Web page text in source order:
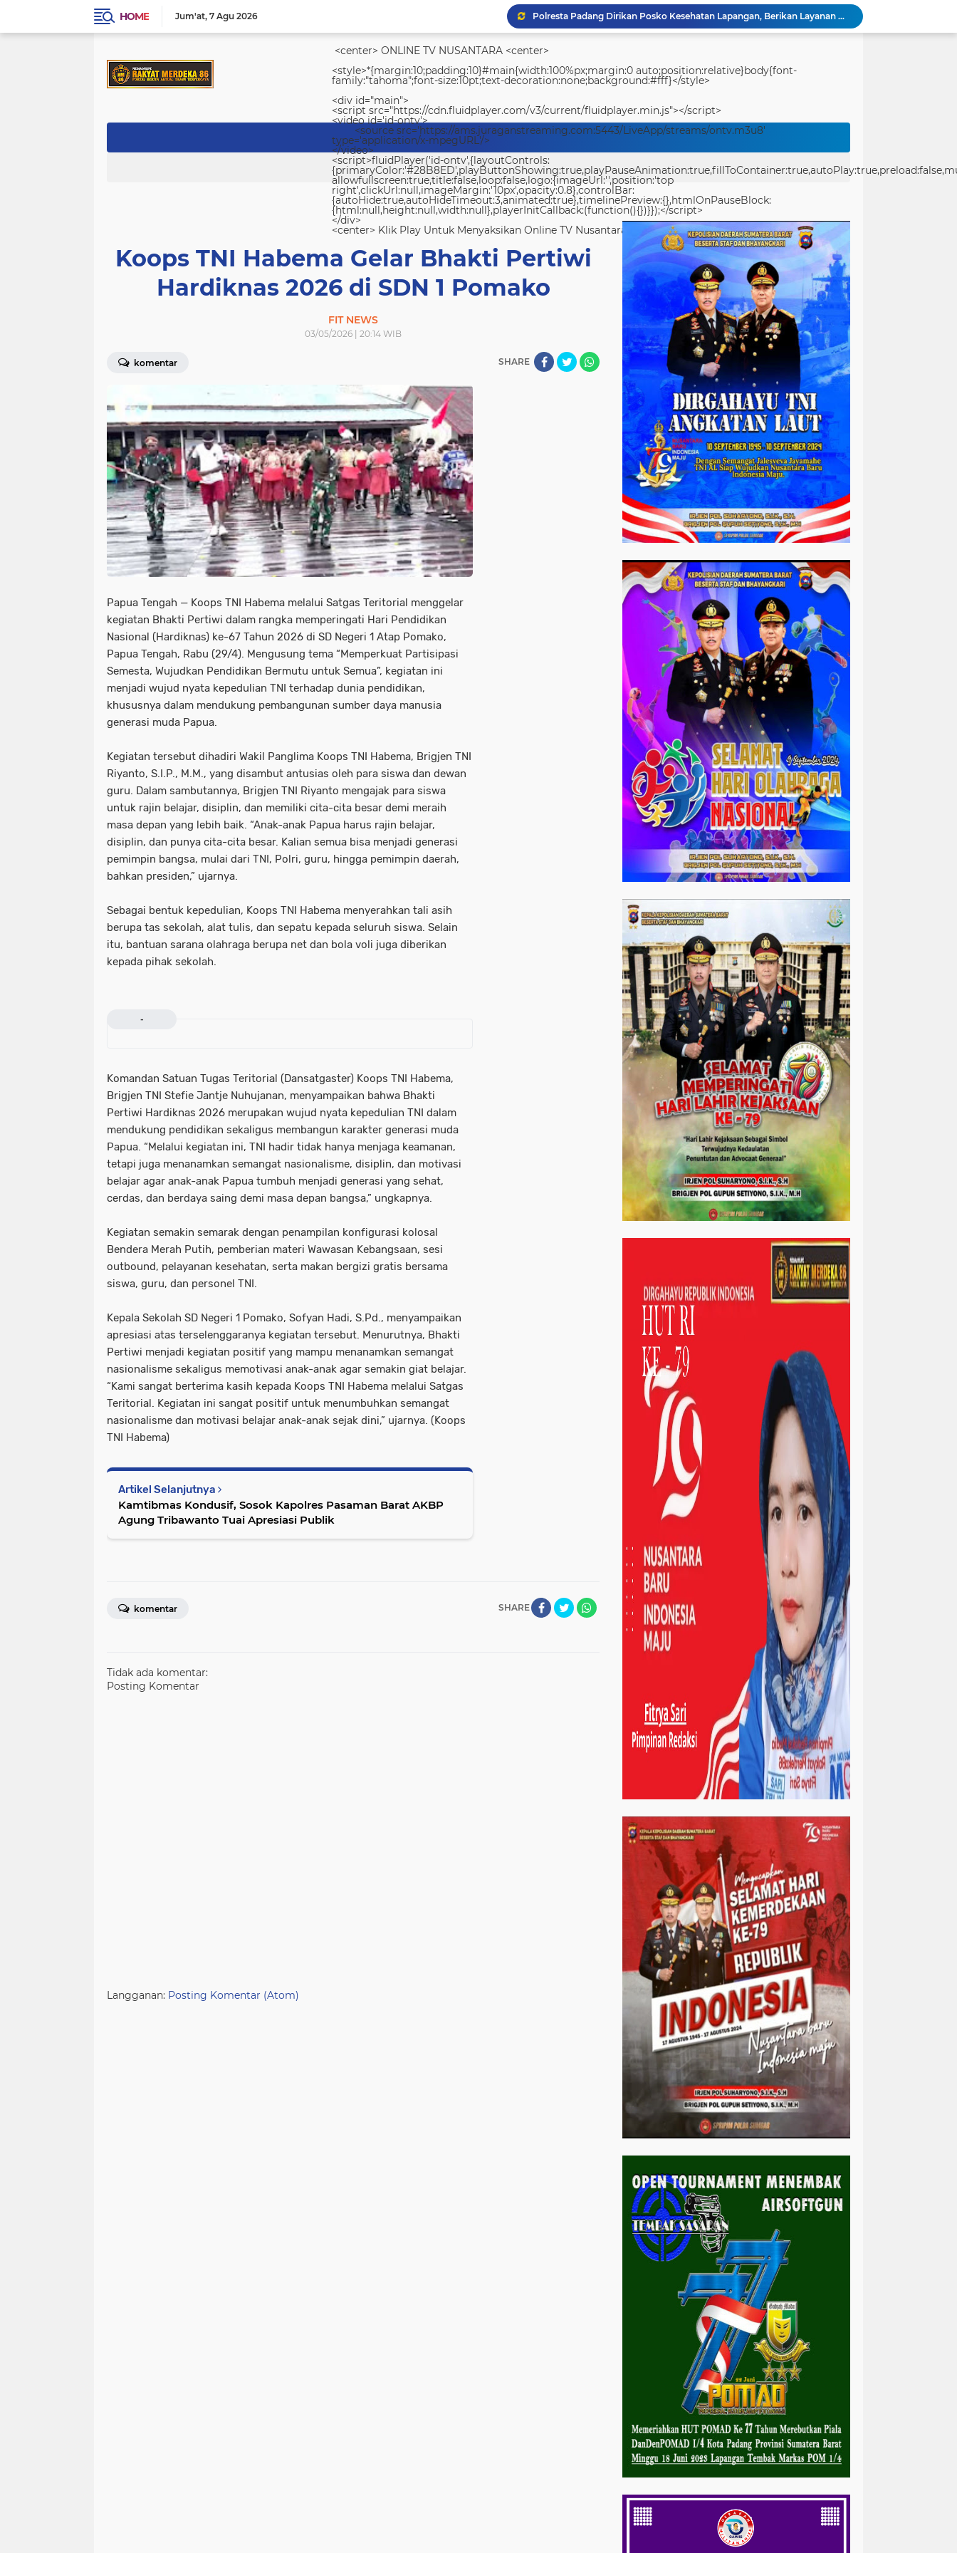
HOME Jum'at 7 Agu 2026
Polresta Padang Dirikan Posko Kesehatan Lapangan, Berikan Layanan Medis Gratis bagi Warga Terdampak Bencana
Usut Pungli SMAN 3 Painan: Kasus Harus Diusut Tuntas Tanpa Pandang Bulu, Kejari Pessel Didesak Jaga Integritas
Polwan Polresta Padang Gelar Trauma Healing untuk Anak-Anak Korban Banjir di Surau Gadang
Ditlantas Polda Sumbar Gelar Police Goes to Campus di UNP, Edukasi 3.000 Mahasiswa Baru Tertib Berlalu Lintas
<center> ONLINE TV NUSANTARA <center>
<style>*{margin:10;padding:10}#main{width:100%px;margin:0 auto;position:relative}body{font-
family:"tahoma";font-size:10pt;text-decoration:none;background:#fff}</style>
<div id="main">
<script src="https://cdn.fluidplayer.com/v3/current/fluidplayer.min.js"></script>
<video id='id-ontv'>
<source src='https://ams.juraganstreaming.com:5443/LiveApp/streams/ontv.m3u8'
type='application/x-mpegURL'/>
</video>
<script>fluidPlayer('id-ontv',{layoutControls:
allowfullscreen:true,title:false,loop:false,logo:{imageUrl:'',position:'top
right',clickUrl:null,imageMargin:'10px',opacity:0.8},controlBar:
{autoHide:true,autoHideTimeout:3,animated:true},timelinePreview:{},htmlOnPauseBlock:
{html:null,height:null,width:null},playerInitCallback:(function(){})}});</script>
</div>
<center> Klik Play Untuk Menyaksikan Online TV Nusantara <center>
Koops TNI Habema Gelar Bhakti Pertiwi
Hardiknas 2026 di SDN 1 Pomako
FIT NEWS
03/05/2026 | 20:14 WIB
komentar SHARE
Papua Tengah — Koops TNI Habema melalui Satgas Teritorial menggelar
kegiatan Bhakti Pertiwi dalam rangka memperingati Hari Pendidikan
Nasional (Hardiknas) ke-67 Tahun 2026 di SD Negeri 1 Atap Pomako,
Papua Tengah, Rabu (29/4). Mengusung tema “Memperkuat Partisipasi
Semesta, Wujudkan Pendidikan Bermutu untuk Semua”, kegiatan ini
menjadi wujud nyata kepedulian TNI terhadap dunia pendidikan,
khususnya dalam mendukung pembangunan sumber daya manusia
generasi muda Papua.
Kegiatan tersebut dihadiri Wakil Panglima Koops TNI Habema, Brigjen TNI
Riyanto, S.I.P., M.M., yang disambut antusias oleh para siswa dan dewan
guru. Dalam sambutannya, Brigjen TNI Riyanto mengajak para siswa
untuk rajin belajar, disiplin, dan memiliki cita-cita besar demi meraih
masa depan yang lebih baik. “Anak-anak Papua harus rajin belajar,
disiplin, dan punya cita-cita besar. Kalian semua bisa menjadi generasi
pemimpin bangsa, mulai dari TNI, Polri, guru, hingga pemimpin daerah,
bahkan presiden,” ujarnya.
Sebagai bentuk kepedulian, Koops TNI Habema menyerahkan tali asih
berupa tas sekolah, alat tulis, dan sepatu kepada seluruh siswa. Selain
itu, bantuan sarana olahraga berupa net dan bola voli juga diberikan
kepada pihak sekolah.
-
Komandan Satuan Tugas Teritorial (Dansatgaster) Koops TNI Habema,
Brigjen TNI Stefie Jantje Nuhujanan, menyampaikan bahwa Bhakti
Pertiwi Hardiknas 2026 merupakan wujud nyata kepedulian TNI dalam
mendukung pendidikan sekaligus membangun karakter generasi muda
Papua. “Melalui kegiatan ini, TNI hadir tidak hanya menjaga keamanan,
tetapi juga menanamkan semangat nasionalisme, disiplin, dan motivasi
belajar agar anak-anak Papua tumbuh menjadi generasi yang sehat,
cerdas, dan berdaya saing demi masa depan bangsa,” ungkapnya.
Kegiatan semakin semarak dengan penampilan konfigurasi kolosal
Bendera Merah Putih, pemberian materi Wawasan Kebangsaan, sesi
outbound, pelayanan kesehatan, serta makan bergizi gratis bersama
siswa, guru, dan personel TNI.
Kepala Sekolah SD Negeri 1 Pomako, Sofyan Hadi, S.Pd., menyampaikan
apresiasi atas terselenggaranya kegiatan tersebut. Menurutnya, Bhakti
Pertiwi menjadi kegiatan positif yang mampu menanamkan semangat
nasionalisme sekaligus memotivasi anak-anak agar semakin giat belajar.
“Kami sangat berterima kasih kepada Koops TNI Habema melalui Satgas
Teritorial. Kegiatan ini sangat positif untuk menumbuhkan semangat
nasionalisme dan motivasi belajar anak-anak sejak dini,” ujarnya. (Koops
TNI Habema)
Artikel Selanjutnya
Kamtibmas Kondusif, Sosok Kapolres Pasaman Barat AKBP
Agung Tribawanto Tuai Apresiasi Publik
SHARE
komentar
Tidak ada komentar:
Posting Komentar
Langganan: Posting Komentar (Atom)